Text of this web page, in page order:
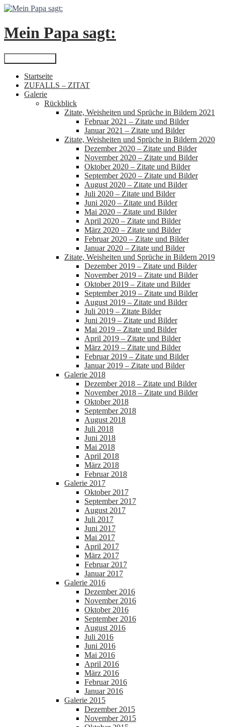
Zum
springen
Mein Papa sagt:
Suchen
Startseite
ZUFALLS – ZITAT
Galerie
Rückblick
Zitate, Weisheiten und Sprüche in Bildern 2021
Februar 2021 – Zitate und Bilder
Januar 2021 – Zitate und Bilder
Zitate, Weisheiten und Sprüche in Bildern 2020
Dezember 2020 – Zitate und Bilder
November 2020 – Zitate und Bilder
Oktober 2020 – Zitate und Bilder
September 2020 – Zitate und Bilder
August 2020 – Zitate und Bilder
Juli 2020 – Zitate und Bilder
Juni 2020 – Zitate und Bilder
Mai 2020 – Zitate und Bilder
April 2020 – Zitate und Bilder
März 2020 – Zitate und Bilder
Februar 2020 – Zitate und Bilder
Januar 2020 – Zitate und Bilder
Zitate, Weisheiten und Sprüche in Bildern 2019
Dezember 2019 – Zitate und Bilder
November 2019 – Zitate und Bilder
Oktober 2019 – Zitate und Bilder
September 2019 – Zitate und Bilder
August 2019 – Zitate und Bilder
Juli 2019 – Zitate Bilder
Juni 2019 – Zitate und Bilder
Mai 2019 – Zitate und Bilder
April 2019 – Zitate und Bilder
März 2019 – Zitate und Bilder
Februar 2019 – Zitate und Bilder
Januar 2019 – Zitate und Bilder
Galerie 2018
Dezember 2018 – Zitate und Bilder
November 2018 – Zitate und Bilder
Oktober 2018
September 2018
August 2018
Juli 2018
Juni 2018
Mai 2018
April 2018
März 2018
Februar 2018
Galerie 2017
Oktober 2017
September 2017
August 2017
Juli 2017
Juni 2017
Mai 2017
April 2017
März 2017
Februar 2017
Januar 2017
Galerie 2016
Dezember 2016
November 2016
Oktober 2016
September 2016
August 2016
Juli 2016
Juni 2016
Mai 2016
April 2016
März 2016
Februar 2016
Januar 2016
Galerie 2015
Dezember 2015
November 2015